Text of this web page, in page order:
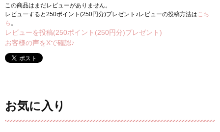
この商品はまだレビューがありません。
レビューすると250ポイント(250円分)プレゼント♪レビューの投稿方法は こち
ら 。
レビューを投稿(250ポイント(250円分)プレゼント)
お客様の声をXで確認♪
お気に入り